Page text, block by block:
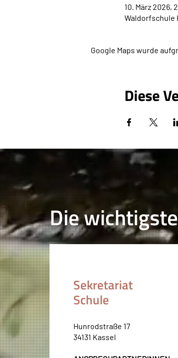
10. März 2026,
Waldorfschule
Google Maps wurde
Diese
Die
Sekretariat
Schule
Hunrodstraße 17
34131 Kassel​